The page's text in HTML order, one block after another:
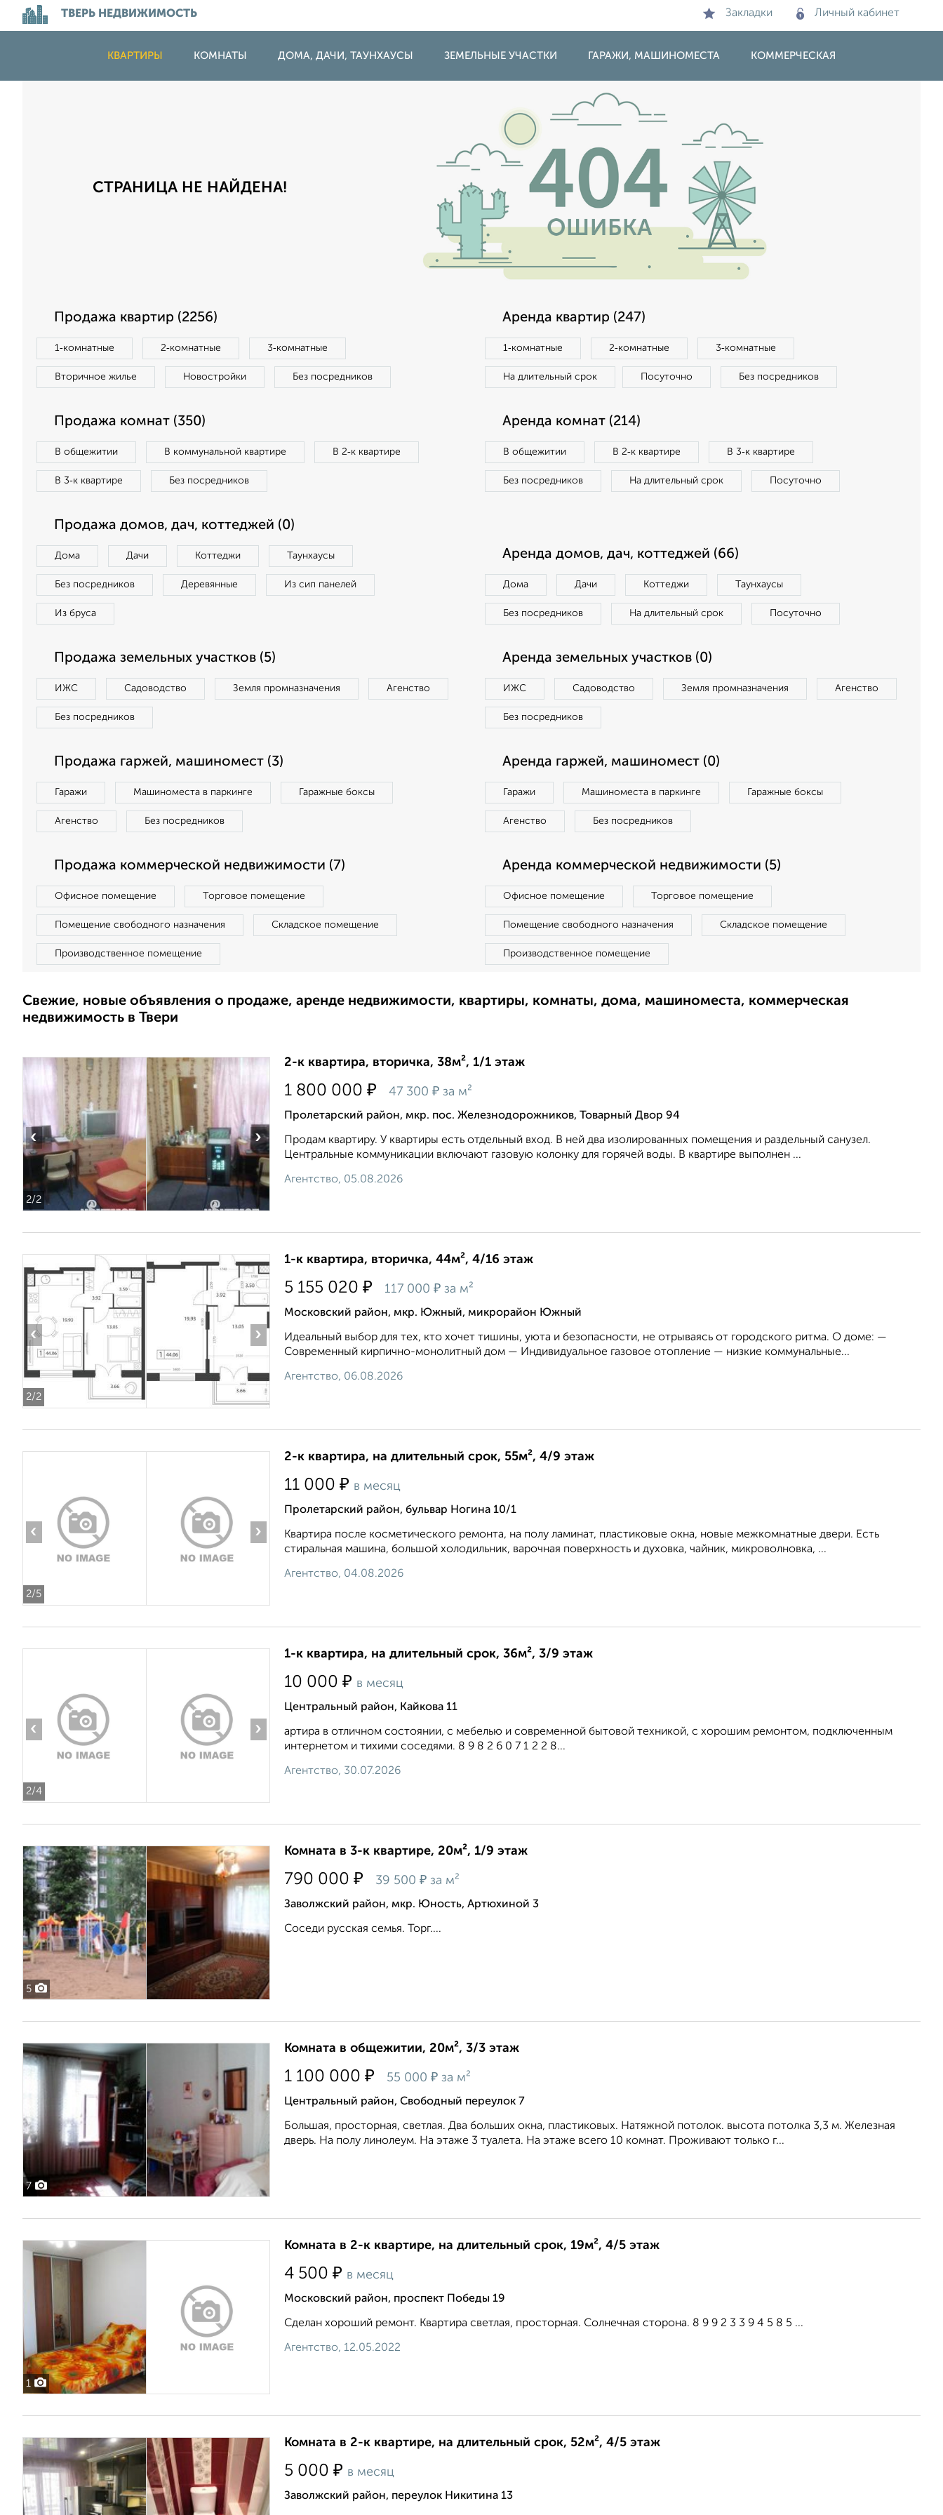
ТВЕРЬ НЕДВИЖИМОСТЬ Закладки Личный кабинет
КВАРТИРЫ КОМНАТЫ ДОМА, ДАЧИ, ТАУНХАУСЫ ЗЕМЕЛЬНЫЕ УЧАСТКИ ГАРАЖИ, МАШИНОМЕСТА КОММЕРЧЕСКАЯ
СТРАНИЦА НЕ НАЙДЕНА!
Продажа квартир (2256)
1‑комнатные 2‑комнатные 3‑комнатные
Вторичное жилье Новостройки Без посредников
Аренда квартир (247)
1‑комнатные 2‑комнатные 3‑комнатные
На длительный срок Посуточно Без посредников
Продажа комнат (350)
В общежитии В коммунальной квартире В 2‑к квартире
В 3‑к квартире Без посредников
Аренда комнат (214)
В общежитии В 2‑к квартире В 3‑к квартире
Без посредников На длительный срок Посуточно
Продажа домов, дач, коттеджей (0)
Дома Дачи Коттеджи Таунхаусы
Без посредников Деревянные Из сип панелей
Из бруса
Аренда домов, дач, коттеджей (66)
Дома Дачи Коттеджи Таунхаусы
Без посредников На длительный срок Посуточно
Продажа земельных участков (5)
ИЖС Садоводство Земля промназначения Агенство
Без посредников
Аренда земельных участков (0)
ИЖС Садоводство Земля промназначения Агенство
Без посредников
Продажа гаржей, машиномест (3)
Гаражи Машиноместа в паркинге Гаражные боксы
Агенство Без посредников
Аренда гаржей, машиномест (0)
Гаражи Машиноместа в паркинге Гаражные боксы
Агенство Без посредников
Продажа коммерческой недвижимости (7)
Офисное помещение Торговое помещение
Помещение свободного назначения Складское помещение
Производственное помещение
Аренда коммерческой недвижимости (5)
Офисное помещение Торговое помещение
Помещение свободного назначения Складское помещение
Производственное помещение
Свежие, новые объявления о продаже, аренде недвижимости, квартиры, комнаты, дома, машиноместа, коммерческая
недвижимость в Твери
2/2
‹ ›
2-к квартира, вторичка, 38м², 1/1 этаж
1 800 000 ₽ 47 300 ₽ за м²
Пролетарский район, мкр. пос. Железнодорожников, Товарный Двор 94
Продам квартиру. У квартиры есть отдельный вход. В ней два изолированных помещения и раздельный санузел.
Центральные коммуникации включают газовую колонку для горячей воды. В квартире выполнен ...
Агентство, 05.08.2026
2/2
‹ ›
1-к квартира, вторичка, 44м², 4/16 этаж
5 155 020 ₽ 117 000 ₽ за м²
Московский район, мкр. Южный, микрорайон Южный
Идеальный выбор для тех, кто хочет тишины, уюта и безопасности, не отрываясь от городского ритма. О доме: —
Современный кирпично-монолитный дом — Индивидуальное газовое отопление — низкие коммунальные...
Агентство, 06.08.2026
2/5
‹ ›
2-к квартира, на длительный срок, 55м², 4/9 этаж
11 000 ₽ в месяц
Пролетарский район, бульвар Ногина 10/1
Квартира после косметического ремонта, на полу ламинат, пластиковые окна, новые межкомнатные двери. Есть
стиральная машина, большой холодильник, варочная поверхность и духовка, чайник, микроволновка, ...
Агентство, 04.08.2026
2/4
‹ ›
1-к квартира, на длительный срок, 36м², 3/9 этаж
10 000 ₽ в месяц
Центральный район, Кайкова 11
артира в отличном состоянии, с мебелью и современной бытовой техникой, с хорошим ремонтом, подключенным
интернетом и тихими соседями. 8 9 8 2 6 0 7 1 2 2 8...
Агентство, 30.07.2026
5
Комната в 3-к квартире, 20м², 1/9 этаж
790 000 ₽ 39 500 ₽ за м²
Заволжский район, мкр. Юность, Артюхиной 3
Соседи русская семья. Торг....
7
Комната в общежитии, 20м², 3/3 этаж
1 100 000 ₽ 55 000 ₽ за м²
Центральный район, Свободный переулок 7
Большая, просторная, светлая. Два больших окна, пластиковых. Натяжной потолок. высота потолка 3,3 м. Железная
дверь. На полу линолеум. На этаже 3 туалета. На этаже всего 10 комнат. Проживают только г...
1
Комната в 2-к квартире, на длительный срок, 19м², 4/5 этаж
4 500 ₽ в месяц
Московский район, проспект Победы 19
Сделан хороший ремонт. Квартира светлая, просторная. Солнечная сторона. 8 9 9 2 3 3 9 4 5 8 5 ...
Агентство, 12.05.2022
Комната в 2-к квартире, на длительный срок, 52м², 4/5 этаж
5 000 ₽ в месяц
Заволжский район, переулок Никитина 13